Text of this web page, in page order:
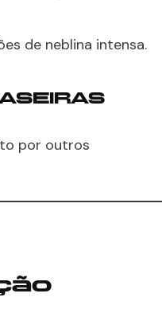
de neblina intensa.
por outros